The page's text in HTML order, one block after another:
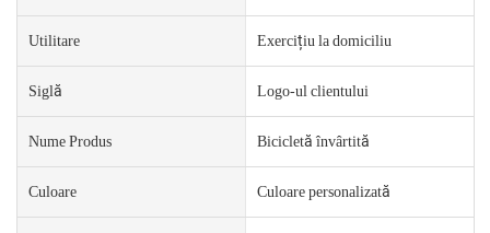
Utilitare Exercițiu la domiciliu
Siglă Logo-ul clientului
Nume Produs Bicicletă învârtită
Culoare Culoare personalizată